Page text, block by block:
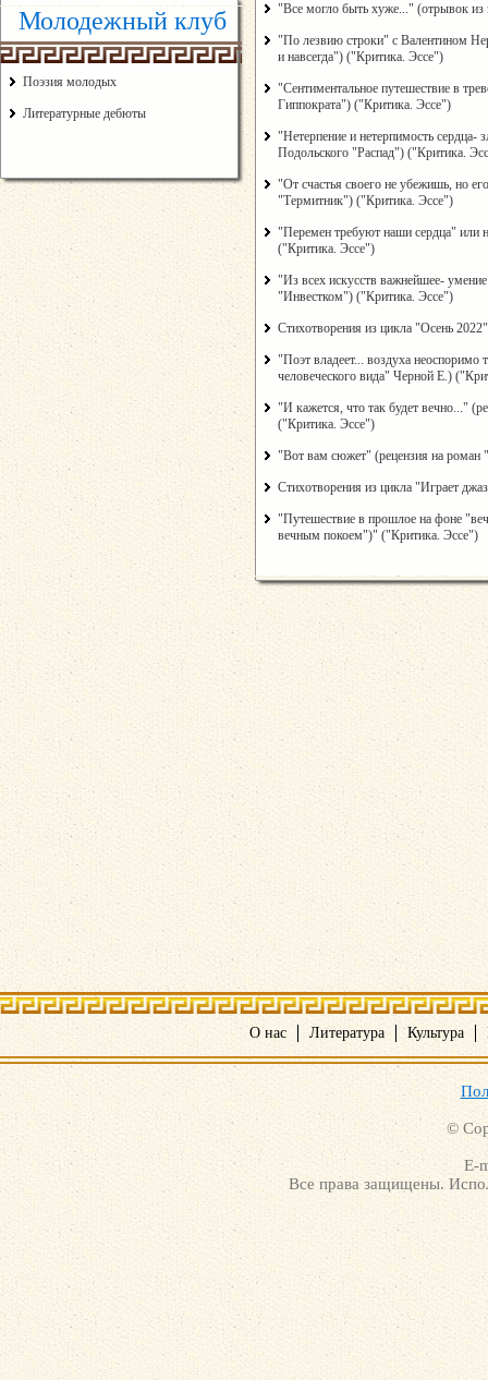
Молодежный клуб
Поэзия молодых
Литературные дебюты
"Все могло быть хуже..." (отрывок из
"По лезвию строки" с Валентином
и навсегда") ("Критика. Эссе")
"Сентиментальное путешествие в
Гиппократа") ("Критика. Эссе")
"Нетерпение и нетерпимость сердца-
Подольского "Распад") ("Критика.
"От счастья своего не убежишь, но
"Термитник") ("Критика. Эссе")
"Перемен требуют наши сердца" или
("Критика. Эссе")
"Из всех искусств важнейшее-
"Инвестком") ("Критика. Эссе")
Стихотворения из цикла "Осень
"Поэт владеет... воздуха неоспоримо
человеческого вида" Черной Е.)
"И кажется, что так будет вечно..."
("Критика. Эссе")
"Вот вам сюжет" (рецензия на
Стихотворения из цикла "Играет
"Путешествие в прошлое на фоне
вечным покоем")" ("Критика. Эссе")
О нас Литература Культура
©
E-
Все права защищены.